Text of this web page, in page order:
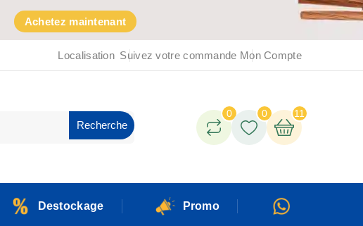
Achetez maintenant
Localisation Suivez votre commande Mon Compte
Recherche
0 0 11
Destockage Promo